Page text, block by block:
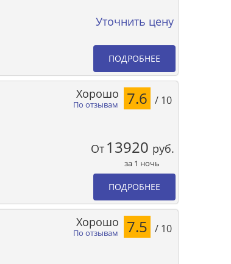
Уточнить цену
ПОДРОБНЕЕ
По отзывам
Хорошо 7.6 / 10
От 13920 руб.
за 1 ночь
ПОДРОБНЕЕ
По отзывам
Хорошо 7.5 / 10